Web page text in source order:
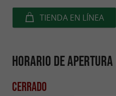
TIENDA EN LÍNEA
Horario de apertura
Cerrado